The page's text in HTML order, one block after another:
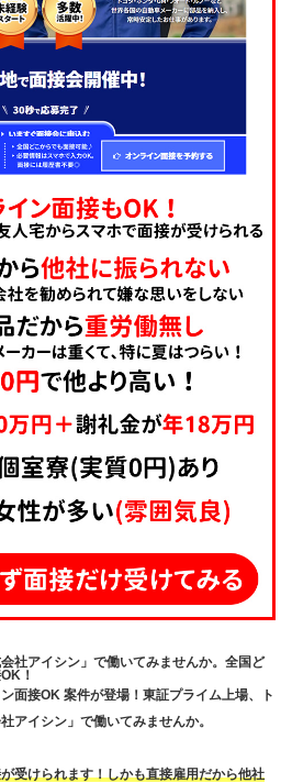
社アイシン」で働いてみませんか。全国ど
！
面接OK 案件が登場！東証プライム上場、ト
アイシン」で働いてみませんか。
受けられます！しかも直接雇用だから他社